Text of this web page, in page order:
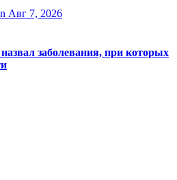
Авг 7, 2026
заболевания, при которых